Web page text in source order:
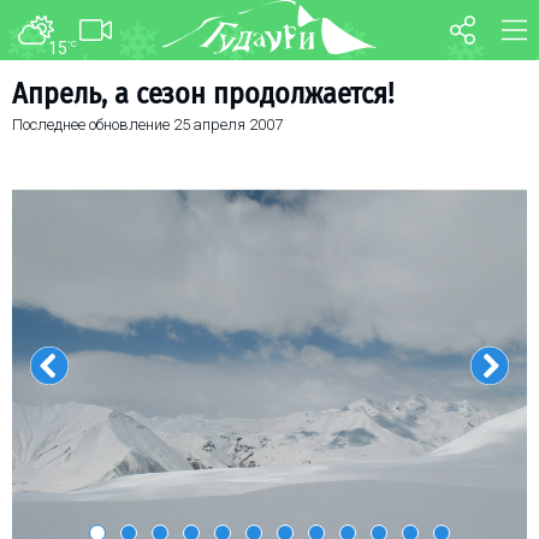
15°C
Апрель, а сезон продолжается!
Последнее обновление 25 апреля 2007
ФОРУМ КАРТА
О курорте
Ски-сервис
Дети в Гудаури
Календарь событий
Телеграм-канал
Гудаури
INFO